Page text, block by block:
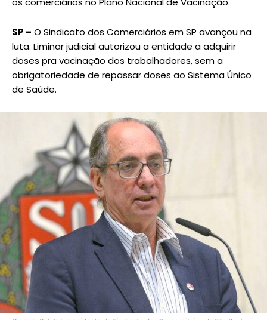
SP – O Sindicato dos Comerciários em SP avançou na
luta. Liminar judicial autorizou a entidade a adquirir
doses pra vacinação dos trabalhadores, sem a
obrigatoriedade de repassar doses ao Sistema Único
de Saúde.